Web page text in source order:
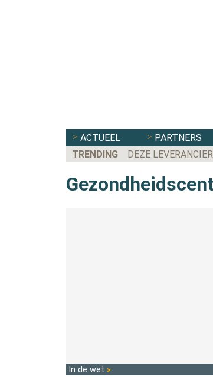
ACTUEEL PARTNERS
TRENDING
DEZE
In de wet